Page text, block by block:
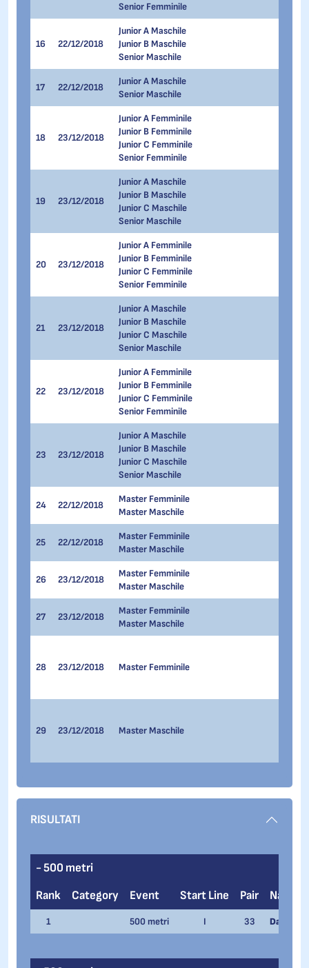
Senior Femminile
16 22/12/2018
Junior A Maschile
Junior B Maschile
Senior Maschile
17 22/12/2018
Junior A Maschile
Senior Maschile
18 23/12/2018
Junior A Femminile
Junior B Femminile
Junior C Femminile
Senior Femminile
19 23/12/2018
Junior A Maschile
Junior B Maschile
Junior C Maschile
Senior Maschile
20 23/12/2018
Junior A Femminile
Junior B Femminile
Junior C Femminile
Senior Femminile
21 23/12/2018
Junior A Maschile
Junior B Maschile
Junior C Maschile
Senior Maschile
22 23/12/2018
Junior A Femminile
Junior B Femminile
Junior C Femminile
Senior Femminile
23 23/12/2018
Junior A Maschile
Junior B Maschile
Junior C Maschile
Senior Maschile
24 22/12/2018
Master Femminile
Master Maschile
25 22/12/2018
Master Femminile
Master Maschile
26 23/12/2018
Master Femminile
Master Maschile
27 23/12/2018
Master Femminile
Master Maschile
28 23/12/2018 Master Femminile
29 23/12/2018 Master Maschile
RISULTATI
- 500 metri
Rank
Category Event Start Line Pair Name
1 500 metri I 33 David